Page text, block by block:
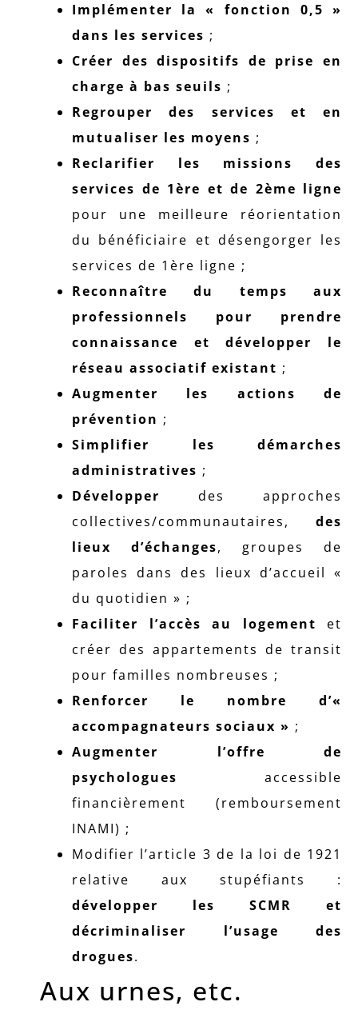
Implémenter la « fonction 0,5 »
dans les services ;
Créer des dispositifs de prise en
charge à bas seuils ;
Regrouper des services et en
mutualiser les moyens ;
Reclarifier les missions des
services de 1ère et de 2ème ligne
pour une meilleure réorientation
du bénéficiaire et désengorger les
services de 1ère ligne ;
Reconnaître du temps aux
professionnels pour prendre
connaissance et développer le
réseau associatif existant ;
Augmenter les actions de
prévention ;
Simplifier les démarches
administratives ;
Développer des approches
collectives/communautaires, des
lieux d’échanges, groupes de
paroles dans des lieux d’accueil «
du quotidien » ;
Faciliter l’accès au logement et
créer des appartements de transit
pour familles nombreuses ;
Renforcer le nombre d’«
accompagnateurs sociaux » ;
Augmenter l’offre de
psychologues accessible
financièrement (remboursement
INAMI) ;
Modifier l’article 3 de la loi de 1921
relative aux stupéfiants :
développer les SCMR et
décriminaliser l’usage des
drogues.
Aux urnes, etc.